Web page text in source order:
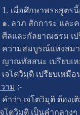
อศึกษาพระสูตรนี้แ
สักการะ และควา
ะกัลยาณธรม เปรี
สมบูรณ์แห่งสมาธิ
สสนะ เปรียบเห
วิมุติ เปรียบเหมือ
าม :-
เจโตวิมุติ ต้องเติมค
จโตวิมุติ เป็นคำกลาง